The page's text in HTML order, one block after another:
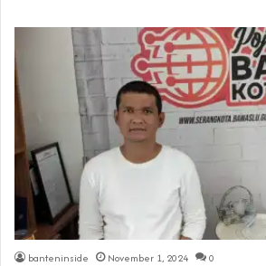
banteninside November 1, 2024 0